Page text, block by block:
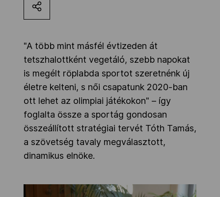
Kettőskarrier-program
NOB
Társszervezetek
OVEP
"A több mint másfél évtizeden át
tetszhalottként vegetáló, szebb napokat
is megélt röplabda sportot szeretnénk új
életre kelteni, s női csapatunk 2020-ban
ott lehet az olimpiai játékokon" – így
foglalta össze a sportág gondosan
összeállított stratégiai tervét Tóth Tamás,
a szövetség tavaly megválasztott,
dinamikus elnöke.